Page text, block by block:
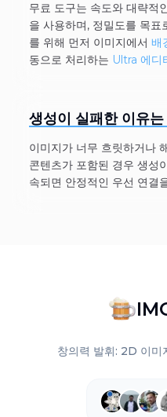
무료 도구는 속도와 대략적
을 사용하며, 정밀도를 목
를 위해 먼저 이미지에서 배
동으로 처리하는 Ultra 에디
생성이 실패한 이유
이미지가 너무 흐릿하거나
콘텐츠가 포함된 경우 생성
속되면 안정적인 우선 연결
창의력 발휘: 2D 이